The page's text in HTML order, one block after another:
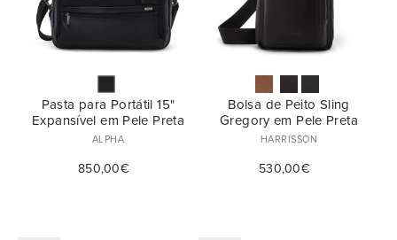
Pasta para Portátil 15"
Expansível em Pele Preta
ALPHA
850,00€
Bolsa de Peito Sling
Gregory em Pele Preta
HARRISSON
530,00€